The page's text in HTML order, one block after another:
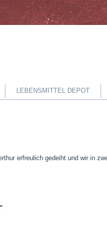
LEBENSMITTEL DEPOT
erfreulich gedeiht und wir in